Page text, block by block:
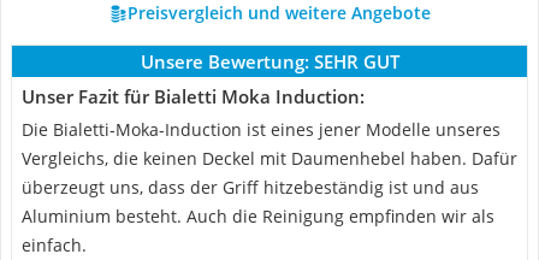
Preisvergleich und weitere Angebote
Unsere Bewertung: SEHR GUT
Unser Fazit für Bialetti Moka Induction:
Die Bialetti-Moka-Induction ist eines jener Modelle unseres
Vergleichs, die keinen Deckel mit Daumenhebel haben. Dafür
überzeugt uns, dass der Griff hitzebeständig ist und aus
Aluminium besteht. Auch die Reinigung empfinden wir als
einfach.